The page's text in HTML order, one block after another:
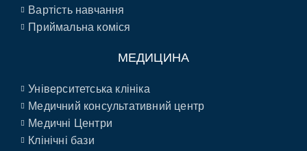
Вартість навчання
Приймальна коміся
МЕДИЦИНА
Університетська клініка
Медичний консультативний центр
Медичні Центри
Клінічні бази